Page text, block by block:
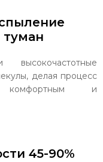
туман
высокочастотные
делая процесс
комфортным и
45-90%